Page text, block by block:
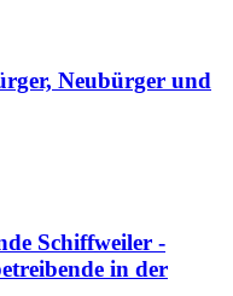
Neubürger und
Schiffweiler -
in der